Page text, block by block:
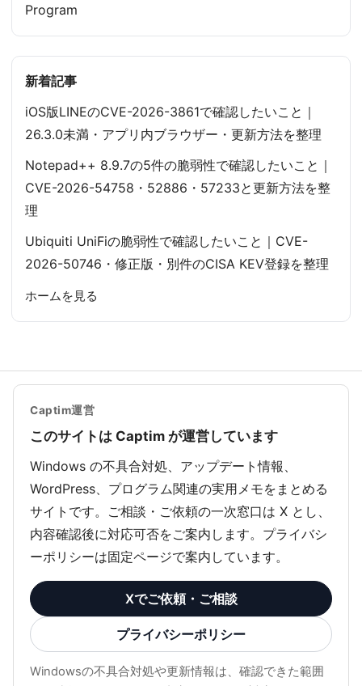
Program
新着記事
iOS版LINEのCVE-2026-3861で確認したいこと｜
26.3.0未満・アプリ内ブラウザー・更新方法を整理
Notepad++ 8.9.7の5件の脆弱性で確認したいこと｜
CVE-2026-54758・52886・57233と更新方法を整
理
Ubiquiti UniFiの脆弱性で確認したいこと｜CVE-
2026-50746・修正版・別件のCISA KEV登録を整理
ホームを見る
Captim運営
このサイトは Captim が運営しています
Windows の不具合対処、アップデート情報、
WordPress、プログラム関連の実用メモをまとめる
サイトです。ご相談・ご依頼の一次窓口は X とし、
内容確認後に対応可否をご案内します。プライバシ
ーポリシーは固定ページで案内しています。
Xでご依頼・ご相談
プライバシーポリシー
Windowsの不具合対処や更新情報は、確認できた範囲